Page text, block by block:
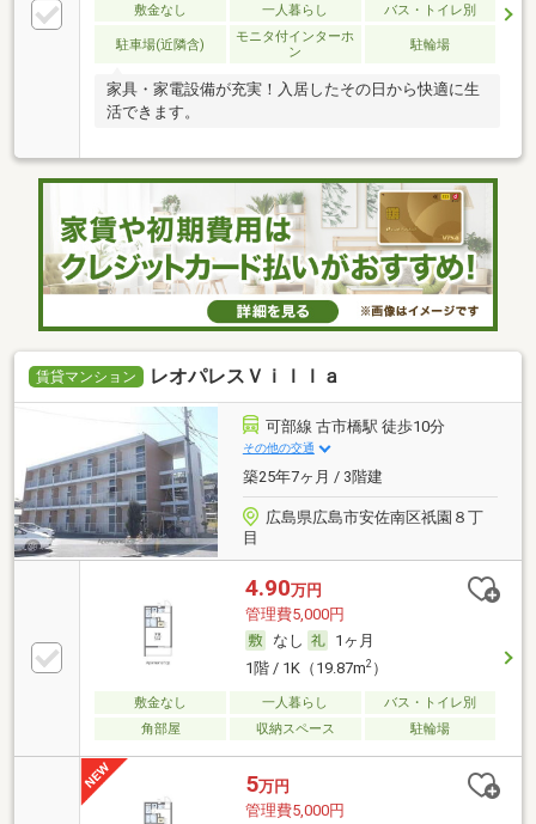
敷金なし 一人暮らし バス・トイレ別
駐車場(近隣含)
モニタ付インターホ
ン
駐輪場
家具・家電設備が充実！入居したその日から快適に生
活できます。
賃貸マンション レオパレスＶｉｌｌａ
可部線 古市橋駅 徒歩10分
その他の交通
築25年7ヶ月 / 3階建
広島県広島市安佐南区祇園８丁
目
4.90万円
管理費5,000円
なし
1ヶ月
1階 / 1K（19.87m2）
敷金なし 一人暮らし
バス・トイレ別
角部屋
収納スペース 駐輪場
5万円
管理費5,000円